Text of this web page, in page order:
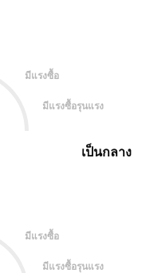
มีแรงซื้อ
มีแรงซื้อรุนแรง
มีแรงซื้อ
มีแรงซื้อรุนแรง
เป็นกลาง